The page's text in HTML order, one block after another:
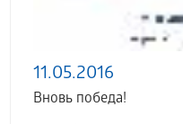
11.05.2016
Вновь победа!